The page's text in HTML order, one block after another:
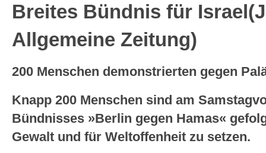
Breites Bündnis für
Allgemeine Zeitung)
200 Menschen demonstrierten gegen
Knapp 200 Menschen sind am
Bündnisses »Berlin gegen Hamas«
Gewalt und für Weltoffenheit zu setzen.